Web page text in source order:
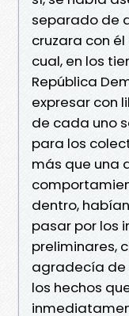
separado de
cruzara con
cual, en los
República
expresar con
de cada uno
para los
más que una
dentro,
pasar por los
preliminares,
agradecía de
los hechos